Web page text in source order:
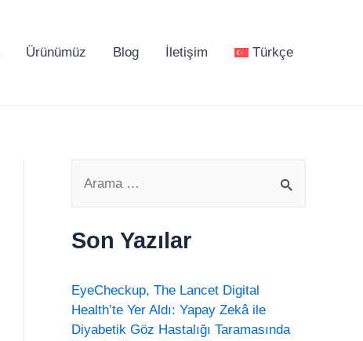
Ürünümüz Blog İletişim Türkçe
r
h
f
Son Yazılar
EyeCheckup, The Lancet Digital
Health’te Yer Aldı: Yapay Zekâ ile
Diyabetik Göz Hastalığı Taramasında